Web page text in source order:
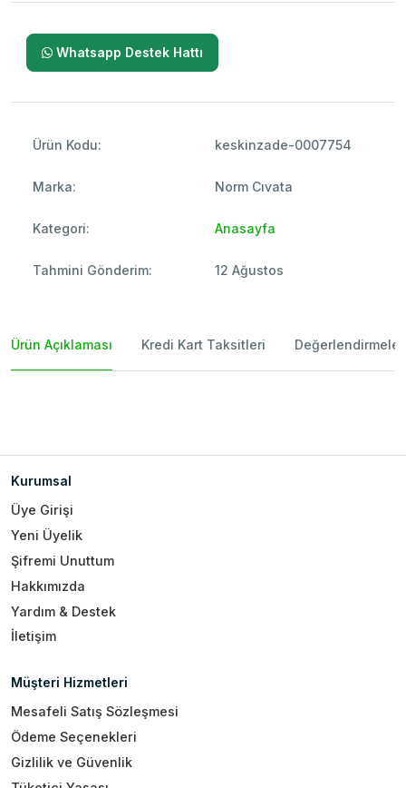
Whatsapp Destek Hattı
Ürün Kodu: keskinzade-0007754
Marka: Norm Cıvata
Kategori: Anasayfa
Tahmini Gönderim: 12 Ağustos
Ürün Açıklaması Kredi Kart Taksitleri Değerlendirmeler
Kurumsal
Üye Girişi
Yeni Üyelik
Şifremi Unuttum
Hakkımızda
Yardım & Destek
İletişim
Müşteri Hizmetleri
Mesafeli Satış Sözleşmesi
Ödeme Seçenekleri
Gizlilik ve Güvenlik